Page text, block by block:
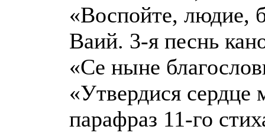
«Воспойте, людие,
Ваий. 3-я песнь
«Се ныне
«Утвердися
парафраз 11-го